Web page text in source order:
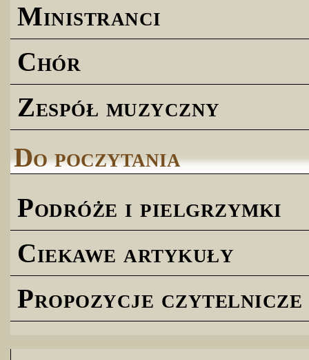
Ministranci
Chór
Zespół muzyczny
Do poczytania
Podróże i pielgrzymki
Ciekawe artykuły
Propozycje czytelnicze